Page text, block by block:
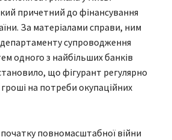
причетний до фінансування
За матеріалами справи, ним
супроводження
одного з найбільших банків
що фігурант регулярно
на потреби окупаційних
повномасштабної війни